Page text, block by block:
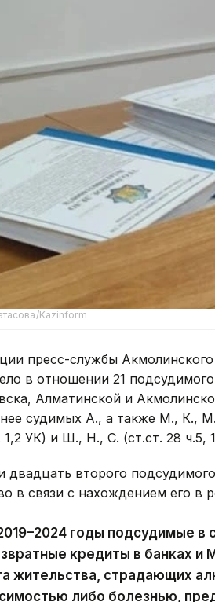
Kazinform
пресс-службы
в отношении 21
Алматинской и
судимых А., а также М., К.,
1,2 УК) и Ш., Н., С. (ст.ст. 28 ч.5,
двадцать второго
в связи с нахождением его в
годы подсудимые в
кредиты в банках и
жительства, страдающих
либо болезнью,